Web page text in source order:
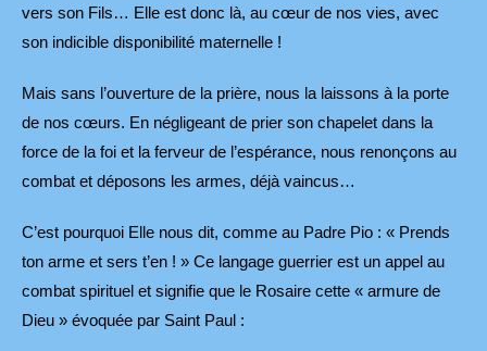
vers son Fils… Elle est donc là, au cœur de nos vies, avec
son indicible disponibilité maternelle !
Mais sans l’ouverture de la prière, nous la laissons à la porte
de nos cœurs. En négligeant de prier son chapelet dans la
force de la foi et la ferveur de l’espérance, nous renonçons au
combat et déposons les armes, déjà vaincus…
C’est pourquoi Elle nous dit, comme au Padre Pio : « Prends
ton arme et sers t’en ! » Ce langage guerrier est un appel au
combat spirituel et signifie que le Rosaire cette « armure de
Dieu » évoquée par Saint Paul :